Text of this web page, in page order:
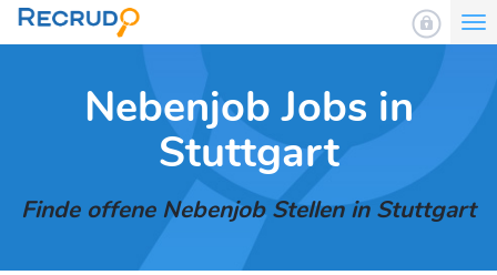
Nebenjob Jobs in
Stuttgart
Finde offene Nebenjob Stellen in Stuttgart